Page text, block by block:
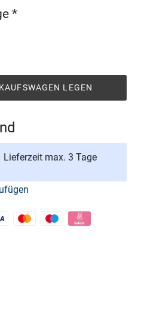
*
LEGEN
Lieferzeit max. 3 Tage